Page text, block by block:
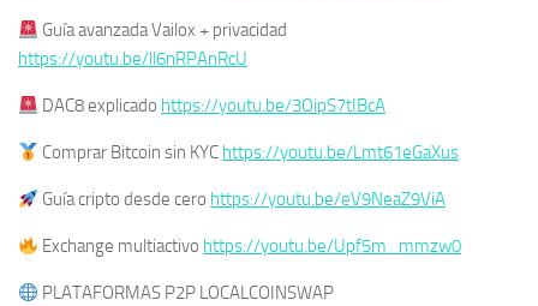
Guía avanzada Vailox + privacidad
https://youtu.be/ll6nRPAnRcU
DAC8 explicado https://youtu.be/3OipS7tIBcA
Comprar Bitcoin sin KYC https://youtu.be/Lmt61eGaXus
Guía cripto desde cero https://youtu.be/eV9NeaZ9ViA
Exchange multiactivo https://youtu.be/Upf5m_mmzw0
PLATAFORMAS P2P LOCALCOINSWAP